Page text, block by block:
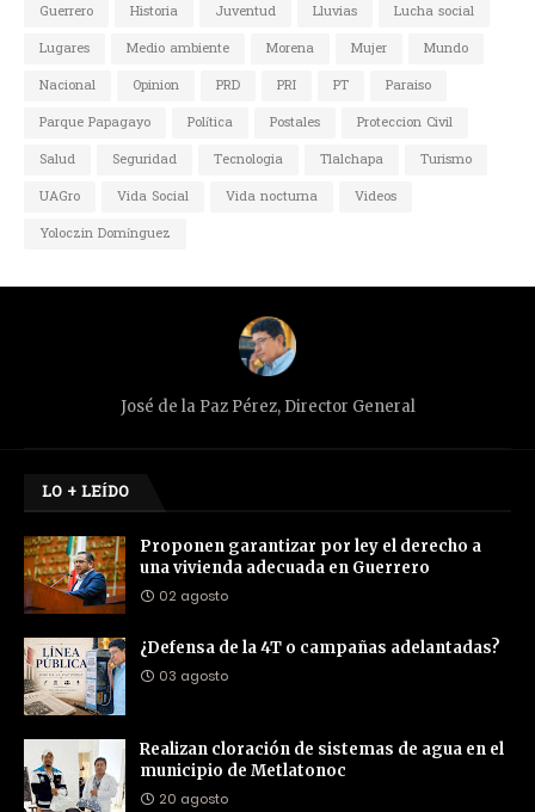
Guerrero
Historia Juventud Lluvias
Lucha social
Lugares
Medio ambiente Morena Mujer
Mundo
Nacional
Opinion PRD PRI PT
Paraiso
Parque Papagayo
Política Postales
Proteccion Civil
Salud
Seguridad Tecnologia Tlalchapa
Turismo
UAGro
Vida Social Vida nocturna
Videos
Yoloczin Domínguez
José de la Paz Pérez, Director General
LO + LEÍDO
Proponen garantizar por ley el derecho a
una vivienda adecuada en Guerrero
02 agosto
¿Defensa de la 4T o campañas adelantadas?
03 agosto
Realizan cloración de sistemas de agua en el
municipio de Metlatonoc
20 agosto